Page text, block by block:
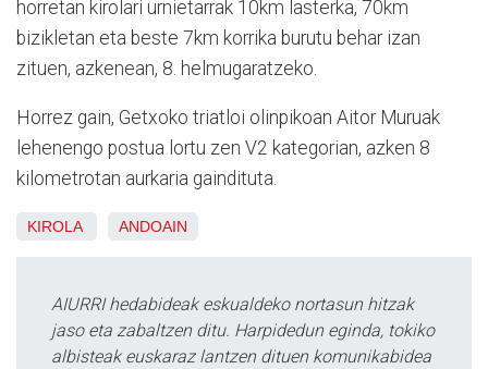
horretan kirolari urnietarrak 10km lasterka, 70km
bizikletan eta beste 7km korrika burutu behar izan
zituen, azkenean, 8. helmugaratzeko.
Horrez gain, Getxoko triatloi olinpikoan Aitor Muruak
lehenengo postua lortu zen V2 kategorian, azken 8
kilometrotan aurkaria gaindituta.
KIROLA ANDOAIN
AIURRI hedabideak eskualdeko nortasun hitzak
jaso eta zabaltzen ditu. Harpidedun eginda, tokiko
albisteak euskaraz lantzen dituen komunikabidea